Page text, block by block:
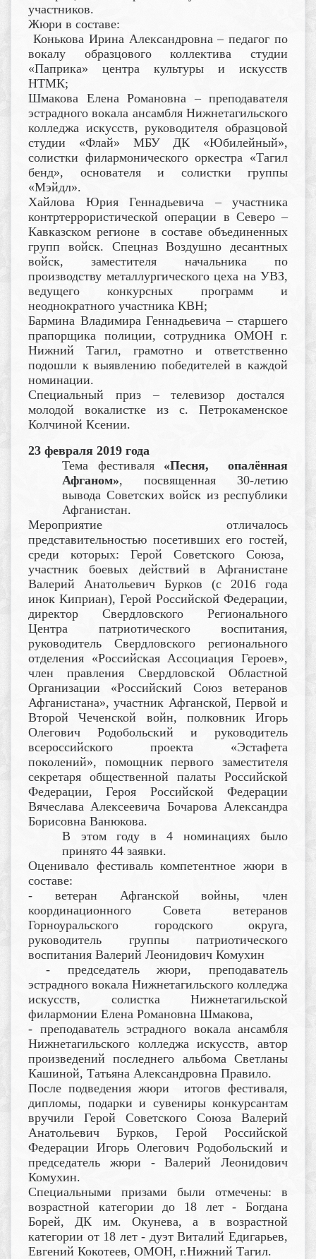
участников.
Жюри в составе:
Конькова Ирина Александровна – педагог по
вокалу образцового коллектива студии
«Паприка» центра культуры и искусств
НТМК;
Шмакова Елена Романовна – преподавателя
эстрадного вокала ансамбля Нижнетагильского
колледжа искусств, руководителя образцовой
студии «Флай» МБУ ДК «Юбилейный»,
солистки филармонического оркестра «Тагил
бенд», основателя и солистки группы
«Мэйдл».
Хайлова Юрия Геннадьевича – участника
контртеррористической операции в Северо –
Кавказском регионе в составе объединенных
групп войск. Спецназ Воздушно десантных
войск, заместителя начальника по
производству металлургического цеха на УВЗ,
ведущего конкурсных программ и
неоднократного участника КВН;
Бармина Владимира Геннадьевича – старшего
прапорщика полиции, сотрудника ОМОН г.
Нижний Тагил, грамотно и ответственно
подошли к выявлению победителей в каждой
номинации.
Специальный приз – телевизор достался
молодой вокалистке из с. Петрокаменское
Колчиной Ксении.
23 февраля 2019 года
Тема фестиваля «Песня, опалённая
Афганом»,
посвященная 30-летию
вывода Советских войск из республики
Афганистан.
Мероприятие отличалось
представительностью посетивших его гостей,
среди которых: Герой Советского Союза,
участник боевых действий в Афганистане
Валерий Анатольевич Бурков (с 2016 года
инок Киприан), Герой Российской Федерации,
директор Свердловского Регионального
Центра патриотического воспитания,
руководитель Свердловского регионального
отделения «Российская Ассоциация Героев»,
член правления Свердловской Областной
Организации «Российский Союз ветеранов
Афганистана», участник Афганской, Первой и
Второй Чеченской войн, полковник Игорь
Олегович Родобольский и руководитель
всероссийского проекта «Эстафета
поколений», помощник первого заместителя
секретаря общественной палаты Российской
Федерации, Героя Российской Федерации
Вячеслава Алексеевича Бочарова Александра
Борисовна Ванюкова.
В этом году в 4 номинациях было
принято 44 заявки.
Оценивало фестиваль компетентное жюри в
составе:
- ветеран Афганской войны, член
координационного Совета ветеранов
Горноуральского городского округа,
руководитель группы патриотического
воспитания Валерий Леонидович Комухин
- председатель жюри, преподаватель
эстрадного вокала Нижнетагильского колледжа
искусств, солистка Нижнетагильской
филармонии Елена Романовна Шмакова,
- преподаватель эстрадного вокала ансамбля
Нижнетагильского колледжа искусств, автор
произведений последнего альбома Светланы
Кашиной, Татьяна Александровна Правило.
После подведения жюри итогов фестиваля,
дипломы, подарки и сувениры конкурсантам
вручили Герой Советского Союза Валерий
Анатольевич Бурков, Герой Российской
Федерации Игорь Олегович Родобольский и
председатель жюри - Валерий Леонидович
Комухин.
Специальными призами были отмечены: в
возрастной категории до 18 лет - Богдана
Борей, ДК им. Окунева, а в возрастной
категории от 18 лет - дуэт Виталий Едигарьев,
Евгений Кокотеев, ОМОН, г.Нижний Тагил.